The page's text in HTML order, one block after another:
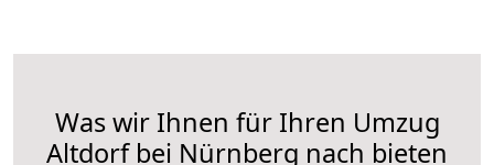
Was wir Ihnen für Ihren Umzug
Altdorf bei Nürnberg nach bieten